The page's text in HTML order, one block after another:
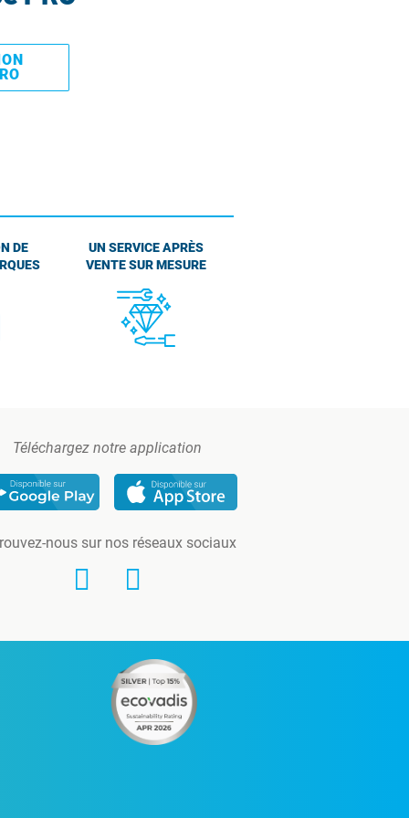
DE
UN SERVICE APRÈS
VENTE SUR MESURE
Téléchargez notre application
nous sur nos réseaux sociaux